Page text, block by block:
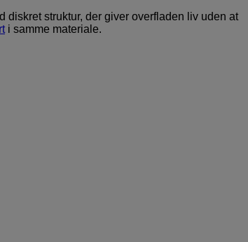
struktur, der giver overfladen liv uden at
i samme materiale.